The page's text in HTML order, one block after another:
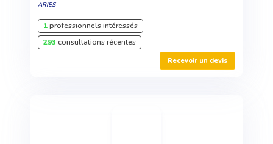
ARIES
1professionnels intéressés
293 consultations récentes
Recevoir un devis